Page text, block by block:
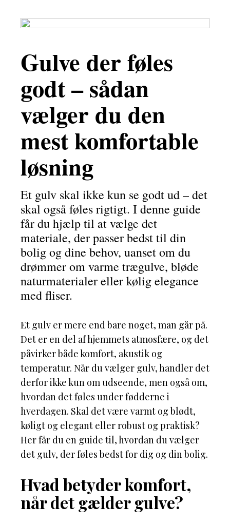
Gulve der føles
godt – sådan
vælger du den
mest komfortable
løsning
Et gulv skal ikke kun se godt ud – det
skal også føles rigtigt. I denne guide
får du hjælp til at vælge det
materiale, der passer bedst til din
bolig og dine behov, uanset om du
drømmer om varme trægulve, bløde
naturmaterialer eller kølig elegance
med fliser.
Et gulv er mere end bare noget, man går på.
Det er en del af hjemmets atmosfære, og det
påvirker både komfort, akustik og
temperatur. Når du vælger gulv, handler det
derfor ikke kun om udseende, men også om,
hvordan det føles under fødderne i
hverdagen. Skal det være varmt og blødt,
køligt og elegant eller robust og praktisk?
Her får du en guide til, hvordan du vælger
det gulv, der føles bedst for dig og din bolig.
Hvad betyder komfort,
når det gælder gulve?